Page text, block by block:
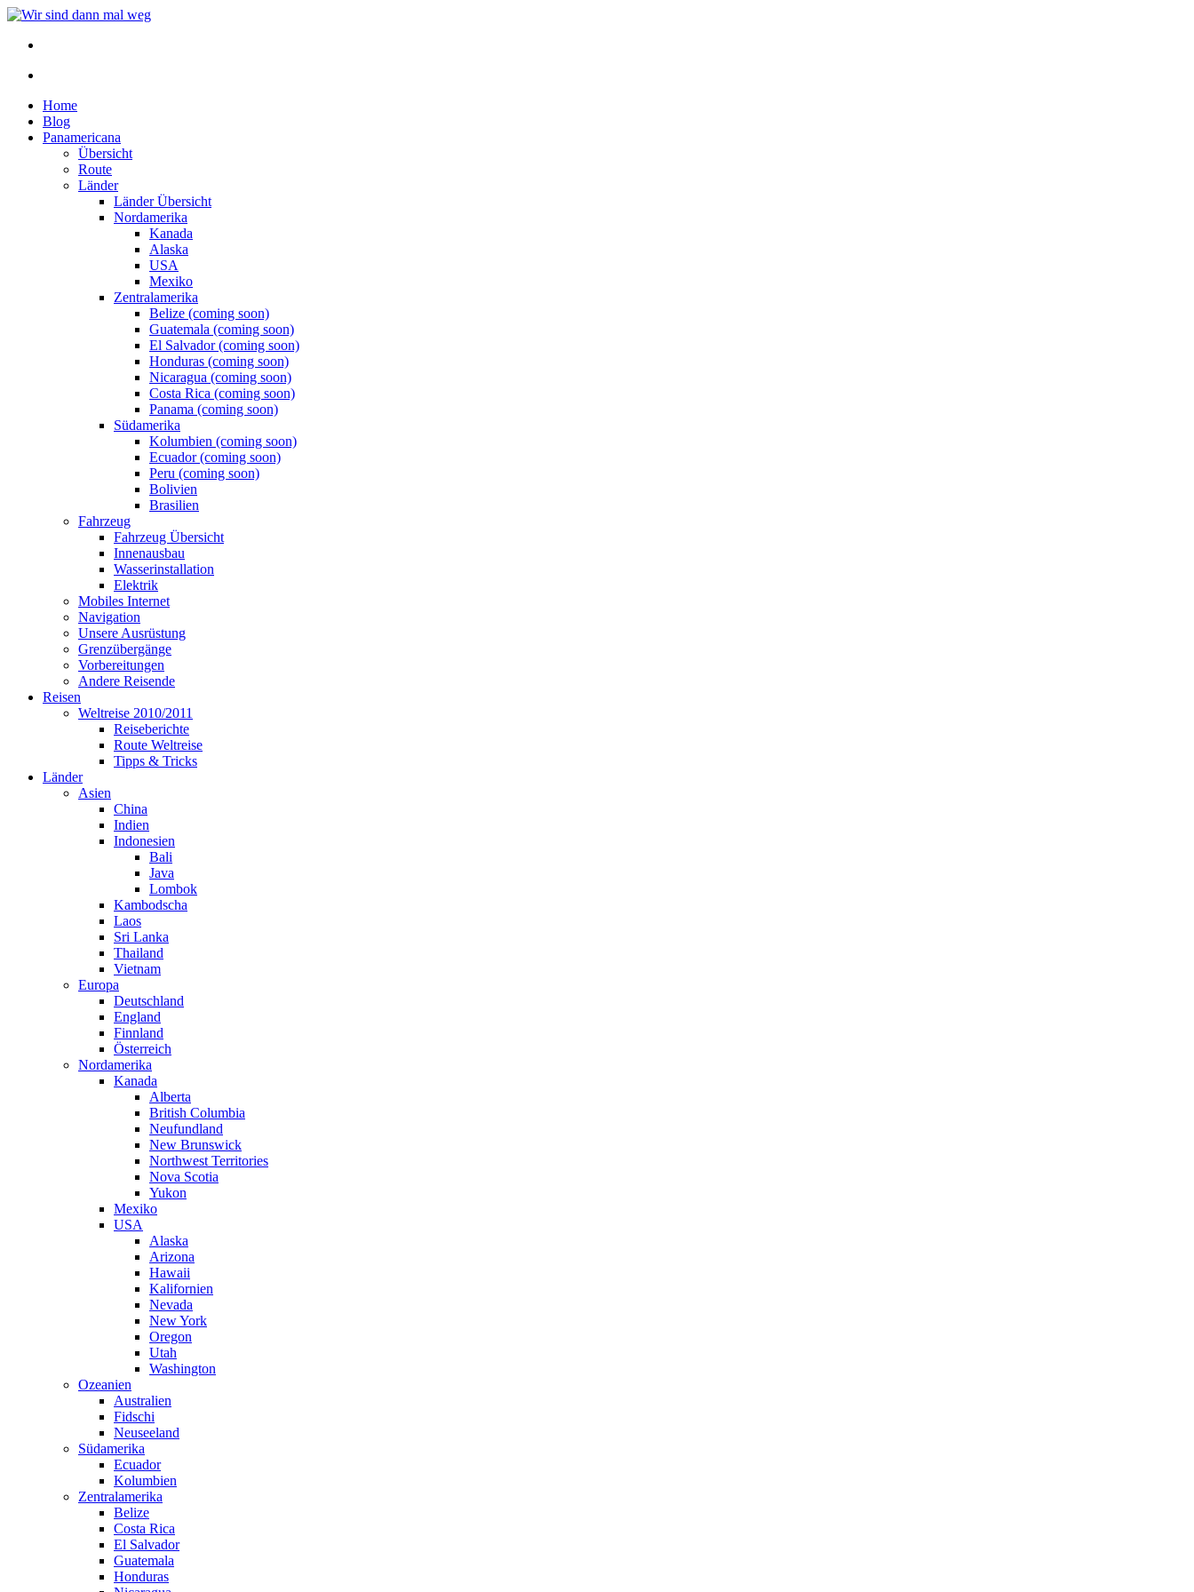
Home
Blog
Panamericana
Übersicht
Route
Länder
Länder Übersicht
Nordamerika
Kanada
Alaska
USA
Mexiko
Zentralamerika
Belize (coming soon)
Guatemala (coming soon)
El Salvador (coming soon)
Honduras (coming soon)
Nicaragua (coming soon)
Costa Rica (coming soon)
Panama (coming soon)
Südamerika
Kolumbien (coming soon)
Ecuador (coming soon)
Peru (coming soon)
Bolivien
Brasilien
Fahrzeug
Fahrzeug Übersicht
Innenausbau
Wasserinstallation
Elektrik
Mobiles Internet
Navigation
Unsere Ausrüstung
Grenzübergänge
Vorbereitungen
Andere Reisende
Reisen
Weltreise 2010/2011
Reiseberichte
Route Weltreise
Tipps & Tricks
Länder
Asien
China
Indien
Indonesien
Bali
Java
Lombok
Kambodscha
Laos
Sri Lanka
Thailand
Vietnam
Europa
Deutschland
England
Finnland
Österreich
Nordamerika
Kanada
Alberta
British Columbia
Neufundland
New Brunswick
Northwest Territories
Nova Scotia
Yukon
Mexiko
USA
Alaska
Arizona
Hawaii
Kalifornien
Nevada
New York
Oregon
Utah
Washington
Ozeanien
Australien
Fidschi
Neuseeland
Südamerika
Ecuador
Kolumbien
Zentralamerika
Belize
Costa Rica
El Salvador
Guatemala
Honduras